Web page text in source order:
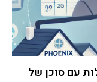
עם סוכן של